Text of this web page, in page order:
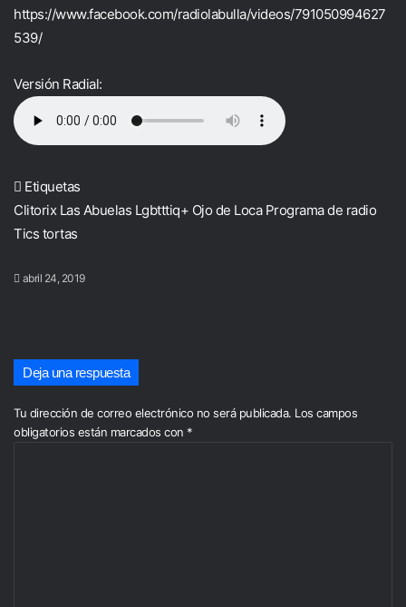
https://www.facebook.com/radiolabulla/videos/791050994627
539/
Versión Radial:
Etiquetas
Clitorix Las Abuelas Lgbtttiq+ Ojo de Loca Programa de radio
Tics tortas
abril 24, 2019
Deja una respuesta
Tu dirección de correo electrónico no será publicada. Los campos
obligatorios están marcados con *